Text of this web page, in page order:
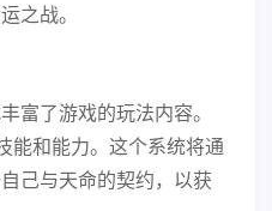
之战。
富了游戏的玩法内容。
能和能力。这个系统将通
己与天命的契约，以获